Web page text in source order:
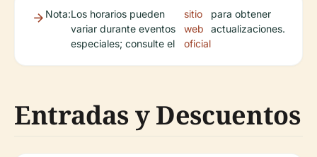
Nota:Los horarios pueden
variar durante eventos
especiales; consulte el
sitio
web
oficial
para obtener
actualizaciones.
Entradas y Descuentos